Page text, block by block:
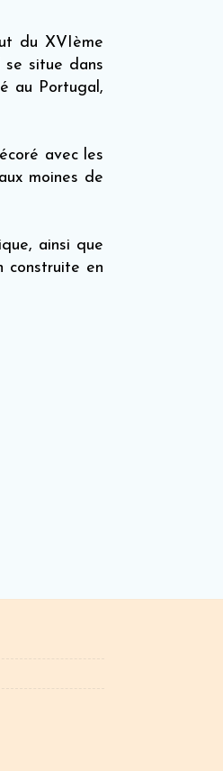
du XVIème
se situe dans
au Portugal,
avec les
moines de
ainsi que
construite en